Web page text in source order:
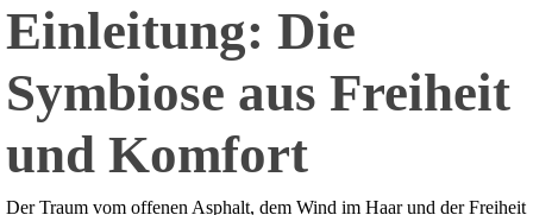
Einleitung: Die
Symbiose aus Freiheit
und Komfort
Der Traum vom offenen Asphalt, dem Wind im Haar und der Freiheit